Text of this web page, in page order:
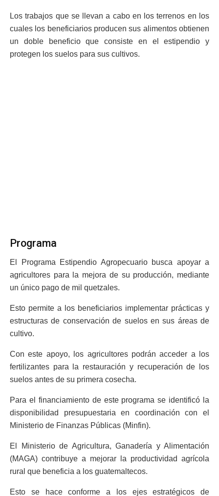
Los trabajos que se llevan a cabo en los terrenos en los
cuales los beneficiarios producen sus alimentos obtienen
un doble beneficio que consiste en el estipendio y
protegen los suelos para sus cultivos.
Programa
El Programa Estipendio Agropecuario busca apoyar a
agricultores para la mejora de su producción, mediante
un único pago de mil quetzales.
Esto permite a los beneficiarios implementar prácticas y
estructuras de conservación de suelos en sus áreas de
cultivo.
Con este apoyo, los agricultores podrán acceder a los
fertilizantes para la restauración y recuperación de los
suelos antes de su primera cosecha.
Para el financiamiento de este programa se identificó la
disponibilidad presupuestaria en coordinación con el
Ministerio de Finanzas Públicas (Minfin).
El Ministerio de Agricultura, Ganadería y Alimentación
(MAGA) contribuye a mejorar la productividad agrícola
rural que beneficia a los guatemaltecos.
Esto se hace conforme a los ejes estratégicos de